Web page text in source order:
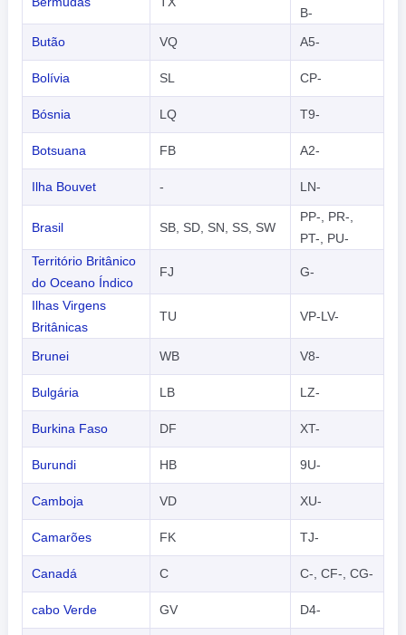
B-
Butão
VQ A5-
Bolívia SL CP-
Bósnia LQ T9-
Botsuana FB A2-
Ilha Bouvet - LN-
Brasil SB, SD, SN, SS, SW
PP-, PR-,
PT-, PU-
Território Britânico
do Oceano Índico
FJ G-
Ilhas Virgens
Britânicas
TU VP-LV-
Brunei WB V8-
Bulgária LB LZ-
Burkina Faso DF XT-
Burundi HB 9U-
Camboja VD XU-
Camarões FK TJ-
Canadá C C-, CF-, CG-
cabo Verde GV D4-